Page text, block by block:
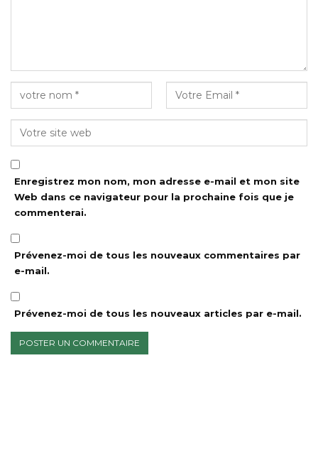
Enregistrez mon nom, mon adresse e-mail et mon site
Web dans ce navigateur pour la prochaine fois que je
commenterai.
Prévenez-moi de tous les nouveaux commentaires par
e-mail.
Prévenez-moi de tous les nouveaux articles par e-mail.